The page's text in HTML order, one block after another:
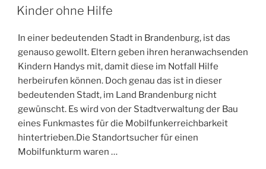
AM
Kinder ohne Hilfe
In einer bedeutenden Stadt in Brandenburg, ist das
genauso gewollt. Eltern geben ihren heranwachsenden
Kindern Handys mit, damit diese im Notfall Hilfe
herbeirufen können. Doch genau das ist in dieser
bedeutenden Stadt, im Land Brandenburg nicht
gewünscht. Es wird von der Stadtverwaltung der Bau
eines Funkmastes für die Mobilfunkerreichbarkeit
hintertrieben.Die Standortsucher für einen
Mobilfunkturm waren …